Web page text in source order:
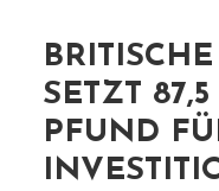
SETZT
PFUND